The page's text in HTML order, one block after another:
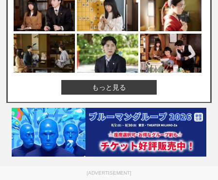
もっと見る
[ADVERTISEMENT]